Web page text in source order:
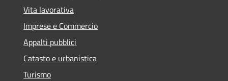
Vita lavorativa
Imprese e Commercio
Appalti pubblici
Catasto e urbanistica
Turismo